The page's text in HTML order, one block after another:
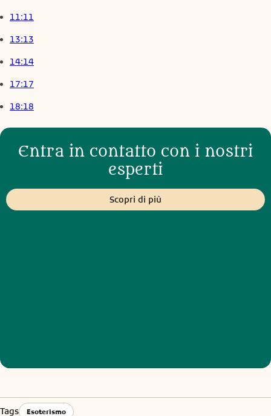
11:11
13:13
14:14
17:17
18:18
Entra in contatto con i nostri
esperti
Scopri di più
Tags Esoterismo